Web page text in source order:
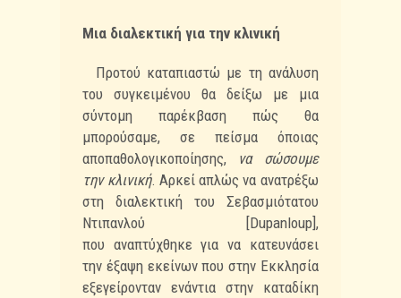
Μια διαλεκτική για την κλινική
Προτού καταπιαστώ με τη ανάλυση
του συγκειμένου θα δείξω με μια
σύντομη παρέκβαση πώς θα
μπορούσαμε, σε πείσμα όποιας
αποπαθολογικοποίησης, να σώσουμε
την κλινική. Αρκείαπλώς να ανατρέξω
στη διαλεκτική του Σεβασμιότατου
Ντιπανλού [Dupanloup],
που αναπτύχθηκε για να κατευνάσει
την έξαψη εκείνων που στην Εκκλησία
εξεγείρονταν ενάντια στην καταδίκη